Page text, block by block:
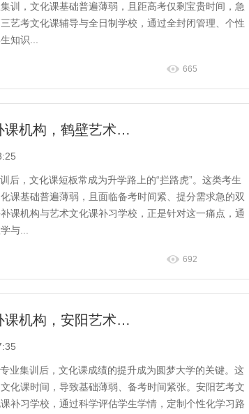
训，文化课基础普遍薄弱，且距高考仅剩宝贵时间，急
艺考文化课辅导与全日制学校，通过全封闭管理、个性
知识...
665
鹤壁艺考文化课补课机构，鹤壁艺术文化课补习学校推荐
后，文化课短板常成为升学路上的“拦路虎”。这类考生
课基础普遍薄弱，且面临备考时间紧、提分需求急的双
课机构与艺术文化课补习学校，正是针对这一痛点，通
与...
692
安阳艺考文化课补课机构，安阳艺术文化课补习学校推荐
业集训后，文化课成绩的提升成为圆梦大学的关键。这
化课时间，导致基础薄弱、备考时间紧张。安阳艺考文
补习学校，通过科学评估学生学情，定制个性化学习路